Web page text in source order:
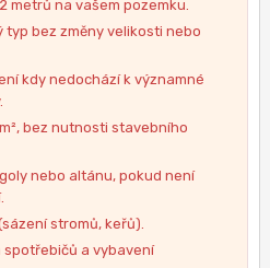
metrů na vašem pozemku.
typ bez změny velikosti nebo
kdy nedochází k významné
bez nutnosti stavebního
nebo altánu, pokud není
stromů, keřů).
a vybavení